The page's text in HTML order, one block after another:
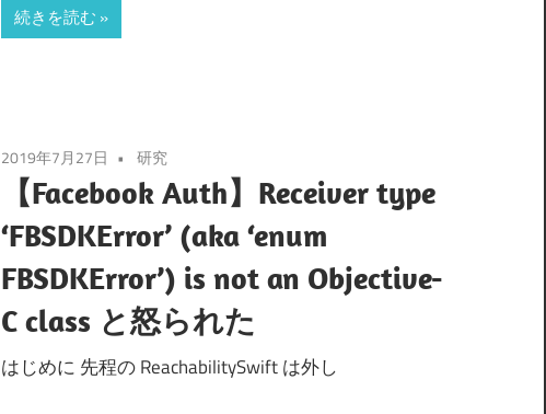
続きを読む
2019年7月27日 研究
【Facebook Auth】Receiver type
‘FBSDKError’ (aka ‘enum
FBSDKError’) is not an Objective-
C class と怒られた
はじめに 先程の ReachabilitySwift は外し